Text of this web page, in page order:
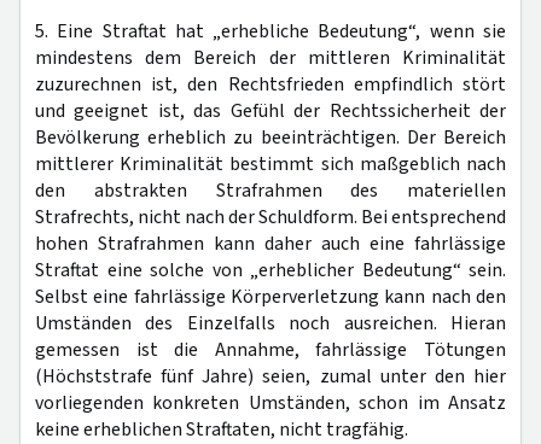
5. Eine Straftat hat „erhebliche Bedeutung“, wenn sie
mindestens dem Bereich der mittleren Kriminalität
zuzurechnen ist, den Rechtsfrieden empfindlich stört
und geeignet ist, das Gefühl der Rechtssicherheit der
Bevölkerung erheblich zu beeinträchtigen. Der Bereich
mittlerer Kriminalität bestimmt sich maßgeblich nach
den abstrakten Strafrahmen des materiellen
Strafrechts, nicht nach der Schuldform. Bei entsprechend
hohen Strafrahmen kann daher auch eine fahrlässige
Straftat eine solche von „erheblicher Bedeutung“ sein.
Selbst eine fahrlässige Körperverletzung kann nach den
Umständen des Einzelfalls noch ausreichen. Hieran
gemessen ist die Annahme, fahrlässige Tötungen
(Höchststrafe fünf Jahre) seien, zumal unter den hier
vorliegenden konkreten Umständen, schon im Ansatz
keine erheblichen Straftaten, nicht tragfähig.